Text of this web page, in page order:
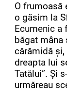
O frumoasă
o găsim la
Ecumenic a
băgat mâna
cărămidă și,
dreapta lui
Tatălui”. Și
urmăreau